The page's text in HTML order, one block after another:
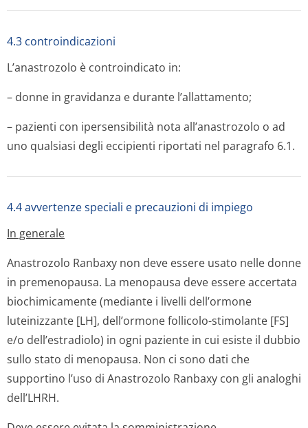
4.3 controindicazioni
L’anastrozolo è controindicato in:
– donne in gravidanza e durante l’allattamento;
– pazienti con ipersensibilità nota all’anastrozolo o ad
uno qualsiasi degli eccipienti riportati nel paragrafo 6.1.
4.4 avvertenze speciali e precauzioni di impiego
In generale
Anastrozolo Ranbaxy non deve essere usato nelle donne
in premenopausa. La menopausa deve essere accertata
biochimicamente (mediante i livelli dell’ormone
luteinizzante [LH], dell’ormone follicolo-stimolante [FS]
e/o dell’estra­diolo) in ogni paziente in cui esiste il dubbio
sullo stato di menopausa. Non ci sono dati che
supportino l’uso di Anastrozolo Ranbaxy con gli analoghi
dell’LHRH.